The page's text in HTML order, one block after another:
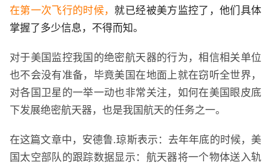
在第一次飞行的时候， 就已经被美方监控了，他们具体
掌握了多少信息，不得而知。
对于美国监控我国的绝密航天器的行为，相信相关单位
也不会没有准备，毕竟美国在地面上就在窃听全世界，
对各国卫星的一举一动也非常关注，如何在美国眼皮底
下发展绝密航天器，也是我国航天的任务之一。
在这篇文章中，安德鲁.琼斯表示：去年年底的时候，美
国太空部队的跟踪数据显示：航天器将一个物体送入轨